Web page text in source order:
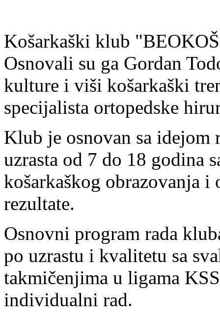
Košarkaški klub
Osnovali su ga Gordan
kulture i viši košarkaški
specijalista ortopedske
Klub je osnovan sa idejom
uzrasta od 7 do 18 godina
košarkaškog obrazovanja i
rezultate.
Osnovni program rada
po uzrastu i kvalitetu sa
takmičenjima u ligama
individualni rad.